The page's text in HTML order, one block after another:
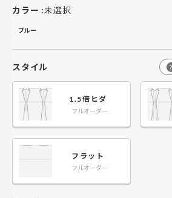
カラー :未選択
ブルー
スタイル ?
1.5倍ヒダ
フルオーダー
フラット
フルオーダー